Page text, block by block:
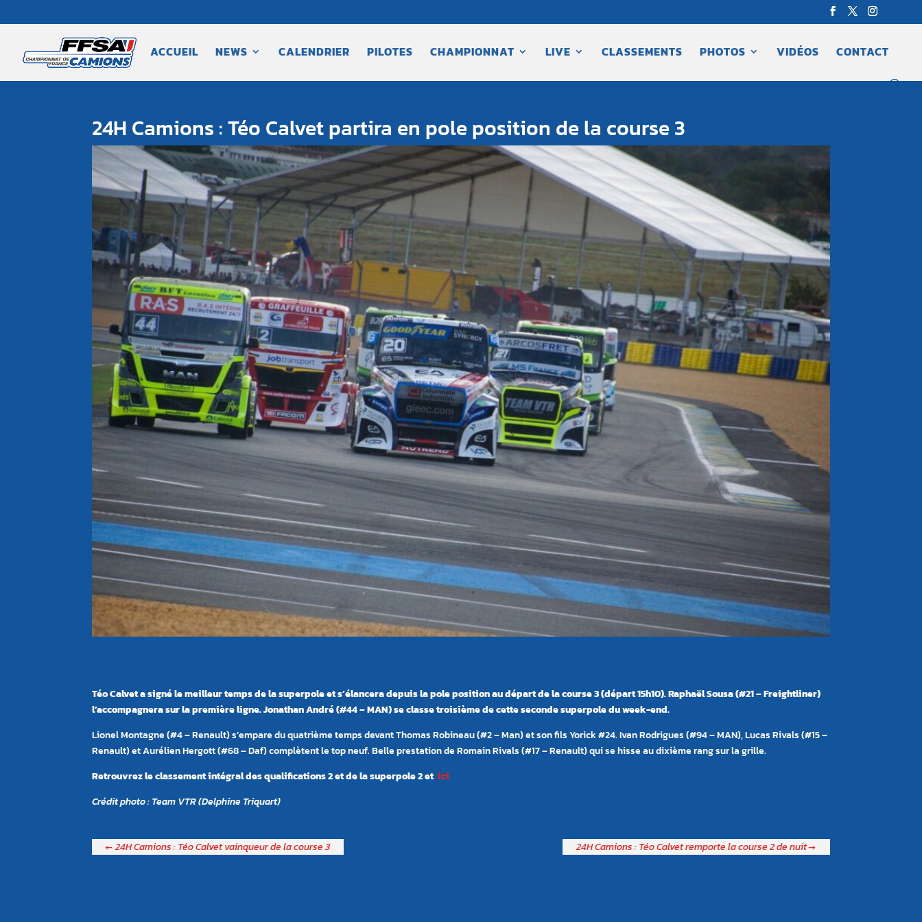
ACCUEIL NEWS CALENDRIER PILOTES CHAMPIONNAT LIVE CLASSEMENTS PHOTOS VIDÉOS CONTACT
24H Camions : Téo Calvet partira en pole position de la course 3
Téo Calvet a signé le meilleur temps de la superpole et s’élancera depuis la pole position au départ de la course 3 (départ 15h10). Raphaël Sousa (#21 – Freightliner)
l’accompagnera sur la première ligne. Jonathan André (#44 – MAN) se classe troisième de cette seconde superpole du week-end.
Lionel Montagne (#4 – Renault) s’empare du quatrième temps devant Thomas Robineau (#2 – Man) et son fils Yorick #24. Ivan Rodrigues (#94 – MAN), Lucas Rivals (#15 –
Renault) et Aurélien Hergott (#68 – Daf) complètent le top neuf. Belle prestation de Romain Rivals (#17 – Renault) qui se hisse au dixième rang sur la grille.
Retrouvrez le classement intégral des qualifications 2 et de la superpole 2 etici
Crédit photo : Team VTR (Delphine Triquart)
←24H Camions : Téo Calvet vainqueur de la course 3 24H Camions : Téo Calvet remporte la course 2 de nuit→